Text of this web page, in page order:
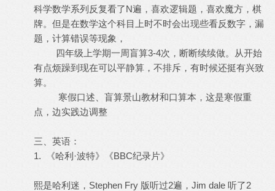
科学数学系列反复看了N遍，喜欢逻辑题，喜欢魔方，棋
牌。但是在数学这个科目上时不时会出现些看反数字，漏
题，计算错误等现象，
四年级上学期一周盲算3-4次，断断续续做。从开始
有点烦躁到现在可以平静算，不排斥，有时候还挺有兴致
算。
寒假口述、盲算景山教材和口算本，这是寒假重
点，边实践边调整
三、英语：
1. 《哈利·波特》《BBC纪录片》
熙是哈利迷，Stephen Fry 版听过2遍，Jim dale 听了2